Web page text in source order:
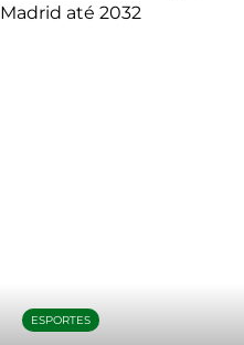
ESPORTES